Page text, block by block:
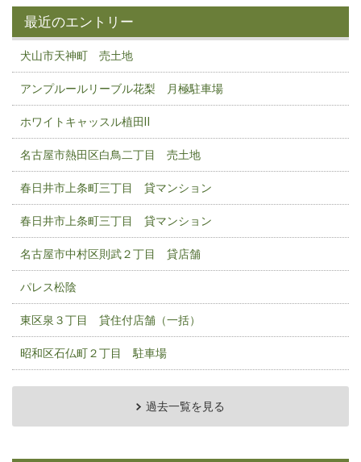
最近のエントリー
犬山市天神町 売土地
アンプルールリーブル花梨 月極駐車場
ホワイトキャッスル植田Ⅱ
名古屋市熱田区白鳥二丁目 売土地
春日井市上条町三丁目 貸マンション
春日井市上条町三丁目 貸マンション
名古屋市中村区則武２丁目 貸店舗
パレス松陰
東区泉３丁目 貸住付店舗（一括）
昭和区石仏町２丁目 駐車場
過去一覧を見る